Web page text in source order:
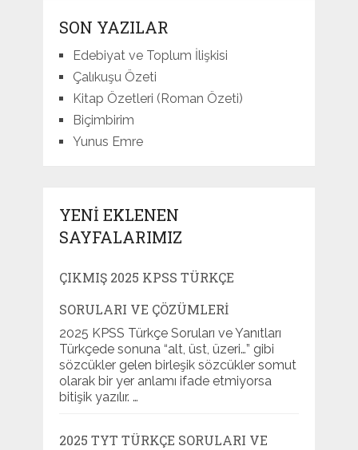
SON YAZILAR
Edebiyat ve Toplum İlişkisi
Çalıkuşu Özeti
Kitap Özetleri (Roman Özeti)
Biçimbirim
Yunus Emre
YENI EKLENEN
SAYFALARIMIZ
ÇIKMIŞ 2025 KPSS TÜRKÇE
SORULARI VE ÇÖZÜMLERI
2025 KPSS Türkçe Soruları ve Yanıtları
Türkçede sonuna “alt, üst, üzeri…” gibi
sözcükler gelen birleşik sözcükler somut
olarak bir yer anlamı ifade etmiyorsa
bitişik yazılır. …
2025 TYT TÜRKÇE SORULARI VE